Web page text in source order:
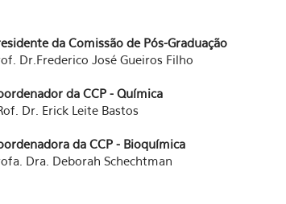
da Comissão de Pós-Graduação
Dr.Frederico José Gueiros Filho
da CCP - Química
Dr. Erick Leite Bastos
da CCP - Bioquímica
Dra. Deborah Schechtman